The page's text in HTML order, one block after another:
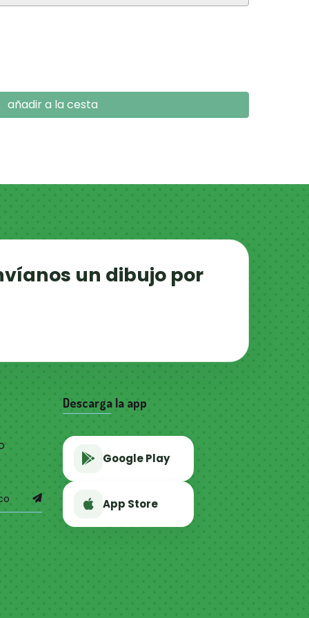
añadir a la cesta
un dibujo por
Descarga la app
Google Play
App Store